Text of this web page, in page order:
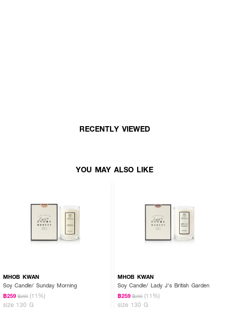
• ระดับการกระจายกลิ่น: แรง (Strong)
เทียนจะละลายทั่วกัน
• ดับเทียนโดยครอบฝาเทียนลงไปบนตลับเทียน เพื่อลดการเกิดควัน
• ดับเทียนเมื่อหน้าเทียนละลายทั่วกันแล้วเท่านั้น เพื่อรักษาหน้าเทียนไม่ให้เป็นหลุม
เมื่อเทียนกลับมาแข็งตัว และเพื่อป้องกันไส้เทียนจมน้ำตาเทียน พร้อมทั้งเพื่อรักษา
ต่ออาจทำให้เทียนจุดไม่ติด
Nice to know:
RECENTLY VIEWED
YOU MAY ALSO LIKE
MHOB KWAN
Soy Candle/ Sunday Morning
฿259 ฿290 (11%)
size 130 G
MHOB KWAN
Soy Candle/ Lady J's British Garden
฿259 ฿290 (11%)
size 130 G